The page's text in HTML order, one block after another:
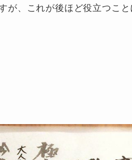
が、これが後ほど役立つこ